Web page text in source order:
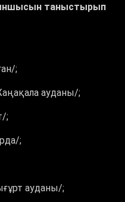
таныстырып
;
ауданы/;
;
;
ауданы/;